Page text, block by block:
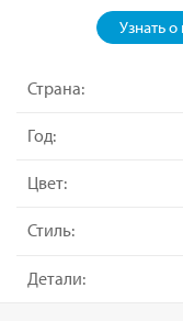
Узнать
Страна:
Год:
Цвет:
Стиль:
Детали: